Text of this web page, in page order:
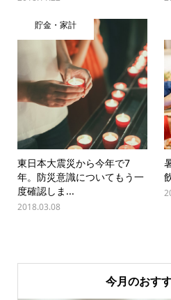
貯金・家計
東日本大震災から今年で7
年。防災意識についてもう一
度確認しま...
2018.03.08
今月のおす